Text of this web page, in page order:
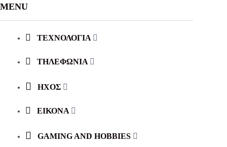
MENU
ΤΕΧΝΟΛΟΓΙΑ
ΤΗΛΕΦΩΝΙΑ
ΗΧΟΣ
ΕΙΚΟΝΑ
GAMING AND HOBBIES